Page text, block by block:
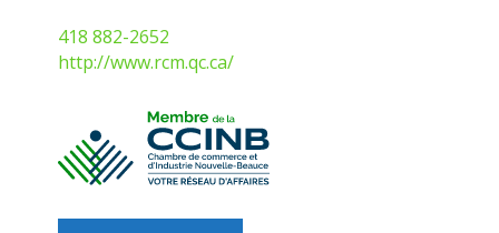
418 882-2652
http://www.rcm.qc.ca/